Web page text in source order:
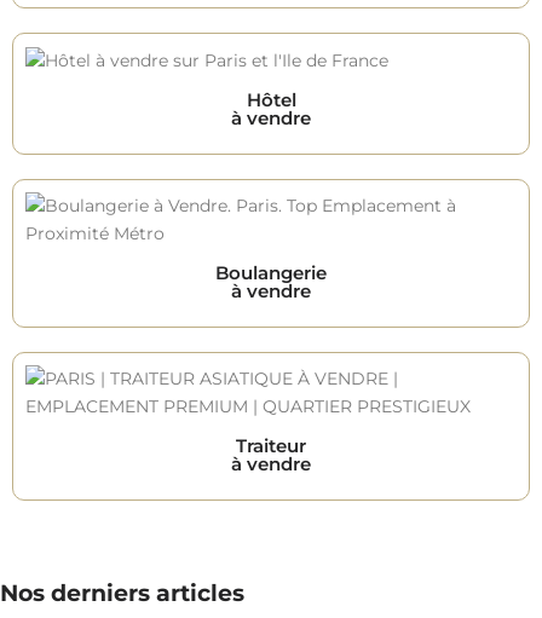
Hôtel
à vendre
Boulangerie
à vendre
Traiteur
à vendre
Nos derniers articles